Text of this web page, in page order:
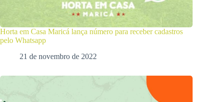
Horta em Casa Maricá lança número para receber cadastros
pelo Whatsapp
21 de novembro de 2022